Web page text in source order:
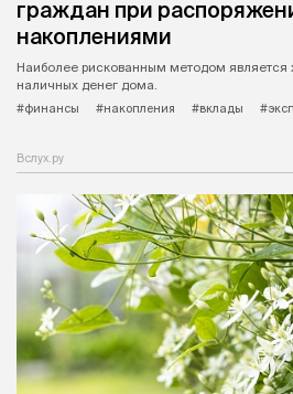
граждан при
накоплениями
Наиболее рискованным методом является
наличных денег дома.
#финансы
#накопления #вклады
Вслух.ру